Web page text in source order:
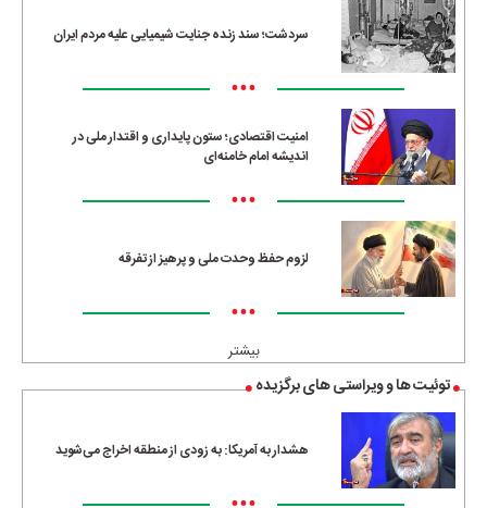
سردشت؛ سند زنده جنایت شیمیایی علیه مردم ایران
•••
امنیت اقتصادی؛ ستون پایداری و اقتدار ملی در
اندیشه امام خامنه‌ای
•••
لزوم حفظ وحدت ملی و پرهیز از تفرقه
•••
بیشتر
توئیت ها و ویراستی های برگزیده
هشدار به آمریکا: به زودی از منطقه اخراج می‌شوید